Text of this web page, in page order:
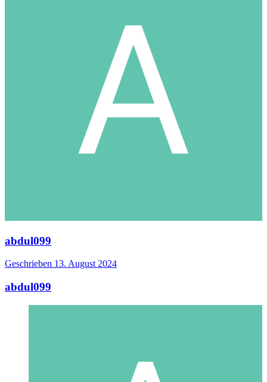
abdul099
Geschrieben 13. August 2024
abdul099